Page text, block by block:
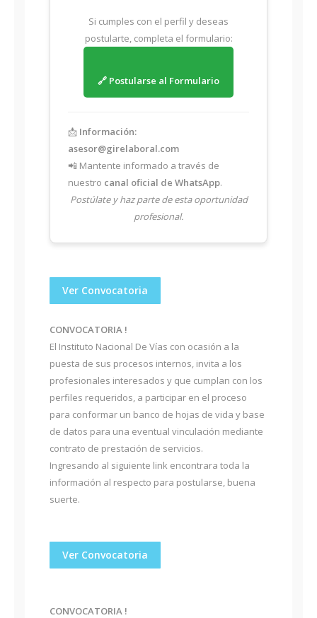
Si cumples con el perfil y deseas
postularte, completa el formulario:
🔗 Postularse al Formulario
📩 Información:
asesor@girelaboral.com
📲 Mantente informado a través de
nuestro canal oficial de WhatsApp.
Postúlate y haz parte de esta oportunidad
profesional.
Ver Convocatoria
CONVOCATORIA !
El Instituto Nacional De Vías con ocasión a la
puesta de sus procesos internos, invita a los
profesionales interesados y que cumplan con los
perfiles requeridos, a participar en el proceso
para conformar un banco de hojas de vida y base
de datos para una eventual vinculación mediante
contrato de prestación de servicios.
Ingresando al siguiente link encontrara toda la
información al respecto para postularse, buena
suerte.
Ver Convocatoria
CONVOCATORIA !